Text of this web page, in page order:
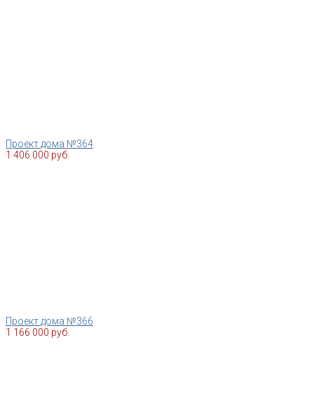
Проект дома №364
1 406 000 руб.
Проект дома №366
1 166 000 руб.